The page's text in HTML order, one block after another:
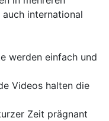
international
werden einfach und
Videos halten die
Zeit prägnant